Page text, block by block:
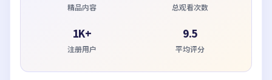
精品内容 总观看次数
1K+
注册用户
9.5
平均评分